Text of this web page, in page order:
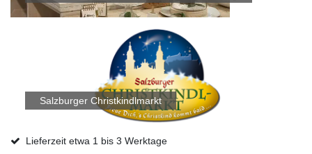
Salzburger Christkindlmarkt
Lieferzeit etwa 1 bis 3 Werktage